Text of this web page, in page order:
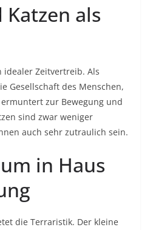
als
Zeitvertreib. Als
Gesellschaft des Menschen,
zur Bewegung und
sind zwar weniger
auch sehr zutraulich sein.
in Haus
die Terraristik. Der kleine